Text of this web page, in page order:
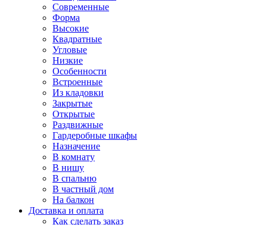
Современные
Форма
Высокие
Квадратные
Угловые
Низкие
Особенности
Встроенные
Из кладовки
Закрытые
Открытые
Раздвижные
Гардеробные шкафы
Назначение
В комнату
В нишу
В спальню
В частный дом
На балкон
Доставка и оплата
Как сделать заказ